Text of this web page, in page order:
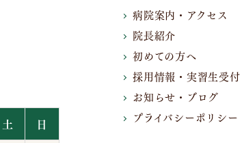
土 日
病院案内・アクセス
院長紹介
初めての方へ
採用情報・実習生受付
お知らせ・ブログ
プライバシーポリシー